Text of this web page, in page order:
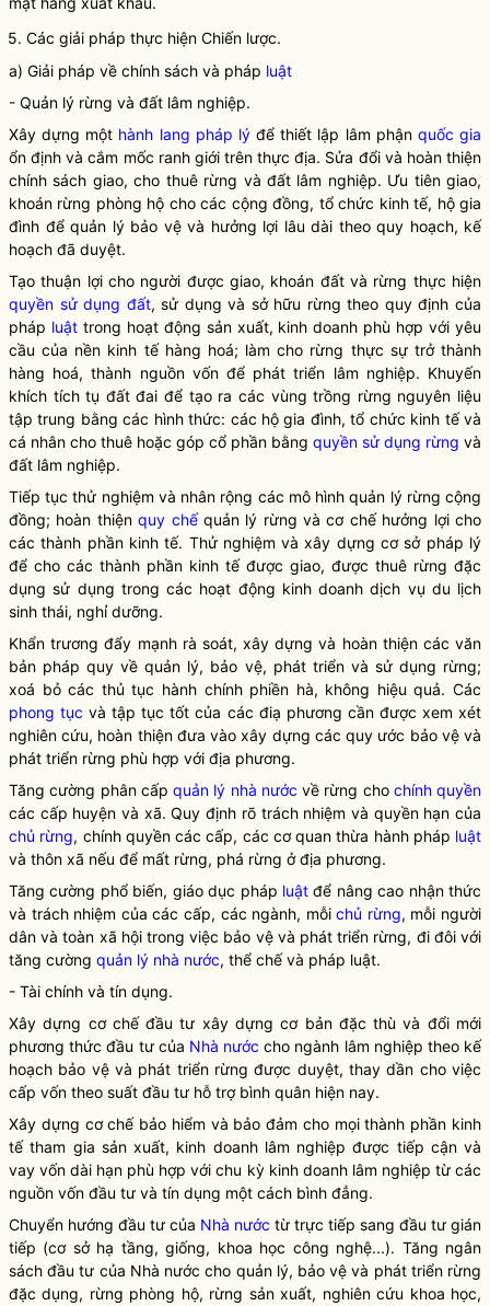
5. Các giải pháp thực hiện Chiến lược.
a) Giải pháp về chính sách và pháp luật
- Quản lý rừng và đất lâm nghiệp.
Xây dựng một hành lang pháp lýđể thiết lập lâm phận quốc gia
ổn định và cắm mốc ranh giới trên thực địa. Sửa đổi và hoàn thiện
chính sách giao, cho thuê rừng và đất lâm nghiệp. Ưu tiên giao,
khoán rừng phòng hộ cho các cộng đồng, tổ chức kinh tế, hộ gia
đình để quản lý bảo vệ và hưởng lợi lâu dài theo quy hoạch, kế
hoạch đã duyệt.
Tạo thuận lợi cho người được giao, khoán đất và rừng thực hiện
quyền sử dụng đất, sử dụng và sở hữu rừng theo quy định của
pháp luậttrong hoạt động sản xuất, kinh doanh phù hợp với yêu
cầu của nền kinh tế hàng hoá; làm cho rừng thực sự trở thành
hàng hoá, thành nguồn vốn để phát triển lâm nghiệp. Khuyến
khích tích tụ đất đai để tạo ra các vùng trồng rừng nguyên liệu
tập trung bằng các hình thức: các hộ gia đình, tổ chức kinh tế và
cá nhân cho thuê hoặc góp cổ phần bằng quyền sử dụng rừng và
đất lâm nghiệp.
Tiếp tục thử nghiệm và nhân rộng các mô hình quản lý rừng cộng
đồng; hoàn thiệnquy chếquản lý rừng và cơ chế hưởng lợi cho
các thành phần kinh tế. Thử nghiệm và xây dựng cơ sở pháp lý
để cho các thành phần kinh tế được giao, được thuê rừng đặc
dụng sử dụng trong các hoạt động kinh doanh dịch vụ du lịch
sinh thái, nghỉ dưỡng.
Khẩn trương đẩy mạnh rà soát, xây dựng và hoàn thiện các văn
bản pháp quy về quản lý, bảo vệ, phát triển và sử dụng rừng;
xoá bỏ các thủ tục hành chính phiền hà, không hiệu quả. Các
phong tục và tập tục tốt của các điạ phương cần được xem xét
nghiên cứu, hoàn thiện đưa vào xây dựng các quy ước bảo vệ và
phát triển rừng phù hợp với địa phương.
Tăng cường phân cấp quản lý nhà nước về rừng cho chính quyền
các cấp huyện và xã. Quy định rõ trách nhiệm và quyền hạn của
chủ rừng, chính quyềncác cấp, các cơ quan thừa hành pháp luật
và thôn xã nếu để mất rừng, phá rừng ở địa phương.
Tăng cường phổ biến, giáo dục pháp luậtđể nâng cao nhận thức
và trách nhiệm của các cấp, các ngành, mỗichủ rừng, mỗi người
dân và toàn xã hội trong việc bảo vệ và phát triển rừng, đi đôi với
tăng cường quản lý nhà nước, thể chế và pháp luật.
- Tài chính và tín dụng.
Xây dựng cơ chế đầu tư xây dựng cơ bản đặc thù và đổi mới
phương thức đầu tư của Nhà nước cho ngành lâm nghiệp theo kế
hoạch bảo vệ và phát triển rừng được duyệt, thay dần cho việc
cấp vốn theo suất đầu tư hỗ trợ bình quân hiện nay.
Xây dựng cơ chế bảo hiểm và bảo đảm cho mọi thành phần kinh
tế tham gia sản xuất, kinh doanh lâm nghiệp được tiếp cận và
vay vốn dài hạn phù hợp với chu kỳ kinh doanh lâm nghiệp từ các
nguồn vốn đầu tư và tín dụng một cách bình đẳng.
Chuyển hướng đầu tư của Nhà nước từ trực tiếp sang đầu tư gián
tiếp (cơ sở hạ tầng, giống, khoa học công nghệ...). Tăng ngân
sách đầu tư của Nhà nước cho quản lý, bảo vệ và phát triển rừng
đặc dụng, rừng phòng hộ, rừng sản xuất, nghiên cứu khoa học,